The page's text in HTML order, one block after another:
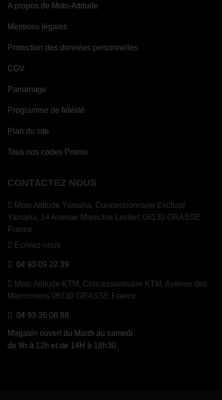
A propos de Moto-Attitude
Mentions légales
Protection des données personnelles
CGV
Parrainage
Programme de fidélité
Plan du site
Tous nos codes Promo
CONTACTEZ NOUS
Moto Attitude Yamaha, Concessionnaire Exclusif
Yamaha, 14 Avenue Maréchal Leclerc 06130 GRASSE
France
Ecrivez-nous
04 93 09 22 39
Moto Attitude KTM, Concessionnaire KTM, Avenue des
Marronniers 06130 GRASSE France
04 93 36 06 88
Magasin ouvert du Mardi au samedi
de 9h à 12h et de 14H à 18h30